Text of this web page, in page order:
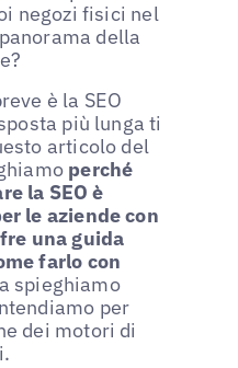
negozi fisici nel
della
è la SEO
più lunga ti
articolo del
perché
la SEO è
le aziende con
una guida
farlo con
spieghiamo
per
dei motori di